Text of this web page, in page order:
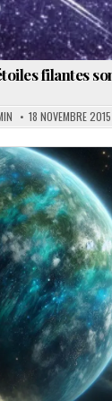
filantes
18 NOVEMBRE 2015
Posted
in